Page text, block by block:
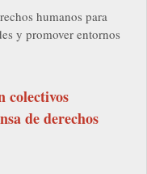
humanos para
y promover entornos
colectivos
de derechos